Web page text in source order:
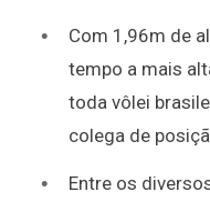
Com 1,96m de
tempo a mais
toda vôlei
colega de
Entre os